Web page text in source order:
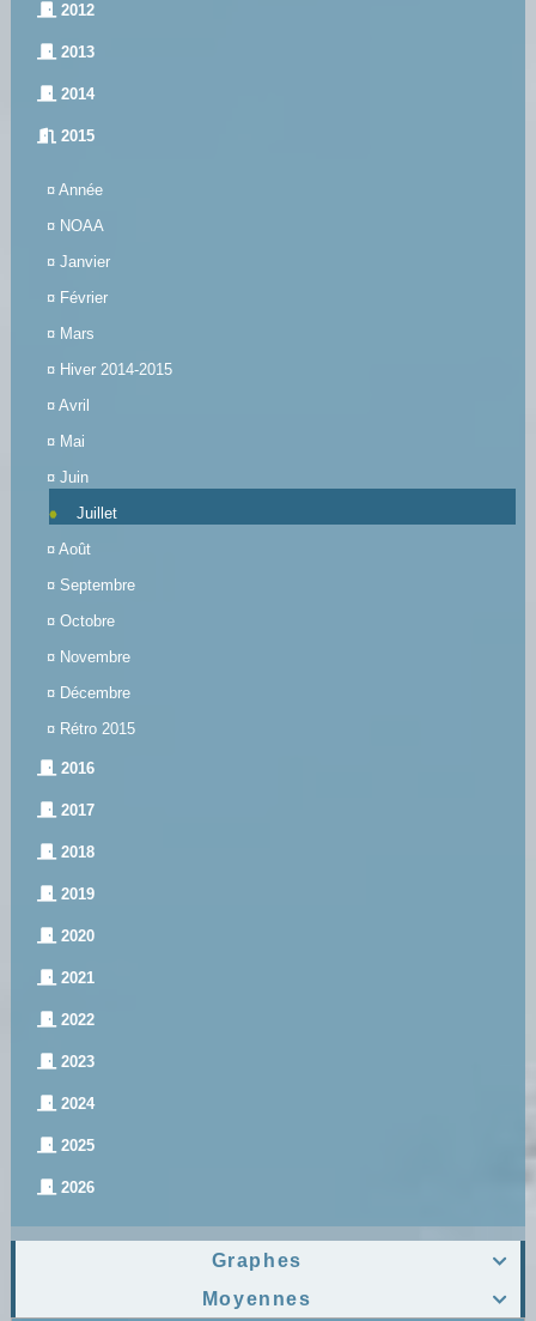
2012
2013
2014
2015
¤ Année
¤ NOAA
¤ Janvier
¤ Février
¤ Mars
¤ Hiver 2014-2015
¤ Avril
¤ Mai
¤ Juin
Juillet
¤ Août
¤ Septembre
¤ Octobre
¤ Novembre
¤ Décembre
¤ Rétro 2015
2016
2017
2018
2019
2020
2021
2022
2023
2024
2025
2026

Graphes

Moyennes